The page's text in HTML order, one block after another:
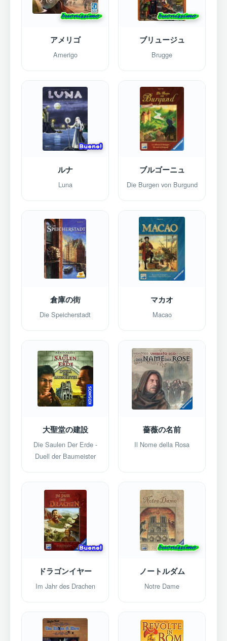
アメリゴ
Amerigo
ブリュージュ
Brugge
ルナ
Luna
ブルゴーニュ
Die Burgen von Burgund
倉庫の街
Die Speicherstadt
マカオ
Macao
大聖堂の建設
Die Saulen Der Erde -
Duell der Baumeister
薔薇の名前
Il Nome della Rosa
ドラゴンイヤー
Im Jahr des Drachen
ノートルダム
Notre Dame